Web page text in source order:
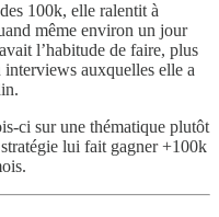
100k, elle ralentit à
même environ un jour
l’habitude de faire, plus
interviews auxquelles elle a
ci sur une thématique plutôt
lui fait gagner +100k